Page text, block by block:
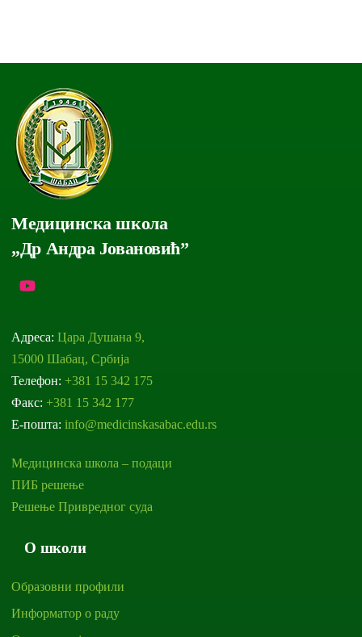
Медицинска школа
„Др Андра Јовановић”
Адреса:Цара Душана 9,
15000 Шабац, Србија
Телефон: +381 15 342 175
Факс: +381 15 342 177
Е-пошта:info@medicinskasabac.edu.rs
Медицинска школа – подаци
ПИБ решење
Решење Привредног суда
О школи
Образовни профили
Информатор о раду